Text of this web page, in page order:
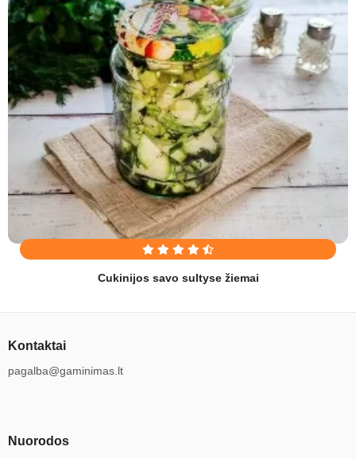
Cukinijos savo sultyse žiemai
Kontaktai
pagalba@gaminimas.lt
Nuorodos